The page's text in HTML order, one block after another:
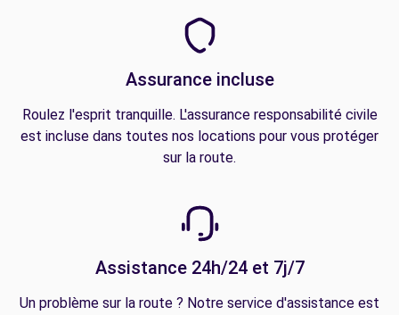
Assurance incluse
Roulez l'esprit tranquille. L'assurance responsabilité civile
est incluse dans toutes nos locations pour vous protéger
sur la route.
Assistance 24h/24 et 7j/7
Un problème sur la route ? Notre service d'assistance est